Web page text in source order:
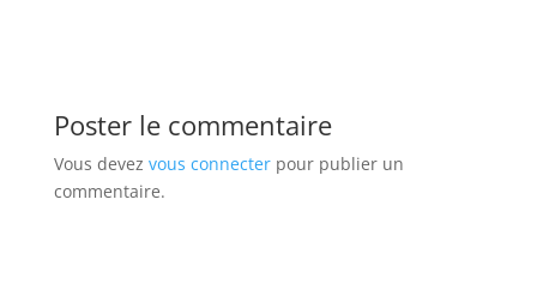
Poster le commentaire
Vous devez vous connecterpour publier un
commentaire.